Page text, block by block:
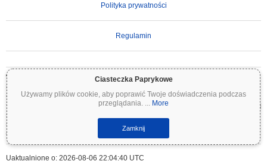
Ciasteczka Paprykowe
Używamy plików cookie, aby poprawić Twoje doświadczenia podczas
przeglądania. ... More
Zamknij
Polityka prywatności
Regulamin
WAŻNE ZASTRZEŻENIE:
Kryptowaluty są wysoce zmienne i wiążą się ze znacznym
ryzykiem. Możesz stracić część lub całość swojej inwestycji. Wszystkie informacje na
Coinpaprika są udostępniane wyłącznie w celach informacyjnych i nie stanowią porady
finansowej ani inwestycyjnej. Zawsze przeprowadzaj własne badania (DYOR) i konsultuj
się z wykwalifikowanym doradcą finansowym przed podjęciem decyzji inwestycyjnych.
Coinpaprika nie ponosi odpowiedzialności za jakiekolwiek straty wynikające z
wykorzystania tych informacji.
Uaktualnione o: 2026-08-06 22:04:40 UTC